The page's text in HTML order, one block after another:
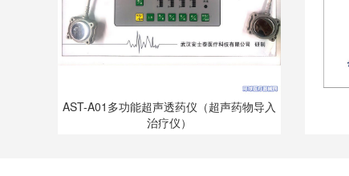
AST-A01多功能超声透药仪（超声药物导入
治疗仪）